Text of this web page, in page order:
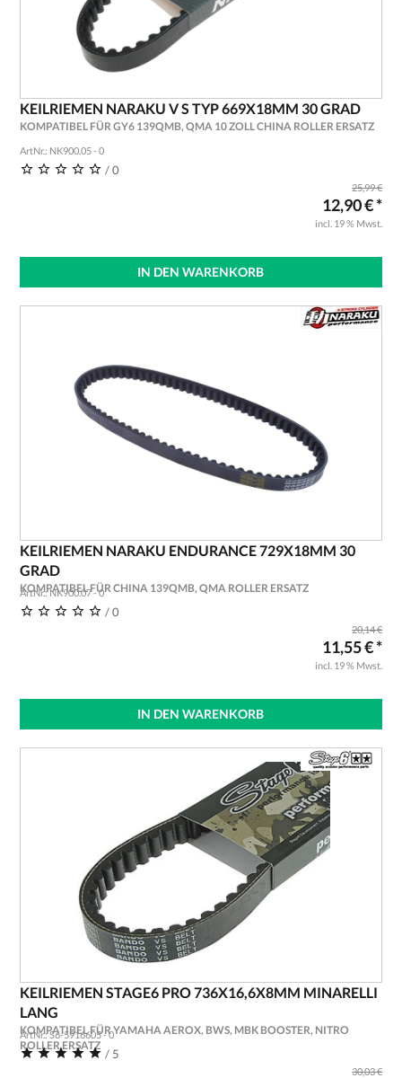
KEILRIEMEN NARAKU V S TYP 669X18MM 30 GRAD
KOMPATIBEL FÜR GY6 139QMB, QMA 10 ZOLL CHINA ROLLER ERSATZ
ArtNr.: NK900.05 - 0
/ 0
25,99 €
12,90 € *
incl. 19 % Mwst.
IN DEN WARENKORB
KEILRIEMEN NARAKU ENDURANCE 729X18MM 30
GRAD
KOMPATIBEL FÜR CHINA 139QMB, QMA ROLLER ERSATZ
ArtNr.: NK900.07 - 0
/ 0
20,14 €
11,55 € *
incl. 19 % Mwst.
IN DEN WARENKORB
KEILRIEMEN STAGE6 PRO 736X16,6X8MM MINARELLI
LANG
KOMPATIBEL FÜR YAMAHA AEROX, BWS, MBK BOOSTER, NITRO
ROLLER ERSATZ
ArtNr.: S6-5916605 - 0
/ 5
30,03 €